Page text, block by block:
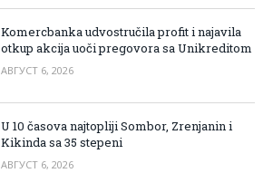
Komercbanka udvostručila profit i najavila
otkup akcija uoči pregovora sa Unikreditom
АВГУСТ 6, 2026
U 10 časova najtopliji Sombor, Zrenjanin i
Kikinda sa 35 stepeni
АВГУСТ 6, 2026